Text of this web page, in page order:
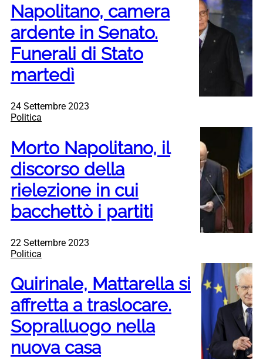
Napolitano, camera
ardente in Senato.
Funerali di Stato
martedì
24 Settembre 2023
Politica
Morto Napolitano, il
discorso della
rielezione in cui
bacchettò i partiti
22 Settembre 2023
Politica
Quirinale, Mattarella si
affretta a traslocare.
Sopralluogo nella
nuova casa